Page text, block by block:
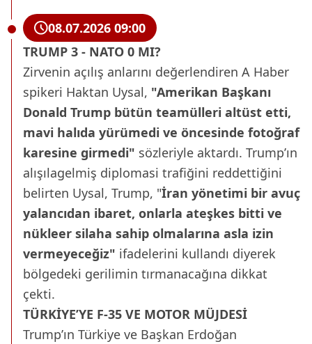
08.07.2026 09:00
TRUMP 3 - NATO 0 MI?
Zirvenin açılış anlarını değerlendiren A Haber
spikeri Haktan Uysal, "Amerikan Başkanı
Donald Trump bütün teamülleri altüst etti,
mavi halıda yürümedi ve öncesinde fotoğraf
karesine girmedi" sözleriyle aktardı. Trump’ın
alışılagelmiş diplomasi trafiğini reddettiğini
belirten Uysal, Trump, "İran yönetimi bir avuç
yalancıdan ibaret, onlarla ateşkes bitti ve
nükleer silaha sahip olmalarına asla izin
vermeyeceğiz" ifadelerini kullandı diyerek
bölgedeki gerilimin tırmanacağına dikkat
çekti.
TÜRKİYE’YE F-35 VE MOTOR MÜJDESİ
Trump’ın Türkiye ve Başkan Erdoğan